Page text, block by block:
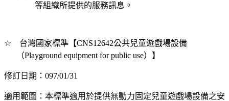
等組織所提供的服務訊息。
☆
台灣國家標準【CNS12642公共兒童遊戲場設備
（Playground equipment for public use）】
修訂日期：097/01/31
適用範圍：本標準適用於提供無動力固定兒童遊戲場設備之安